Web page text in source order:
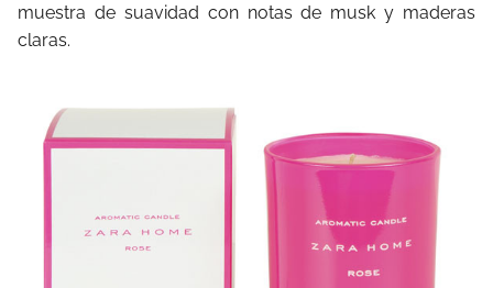
muestra de suavidad con notas de musk y maderas
claras.